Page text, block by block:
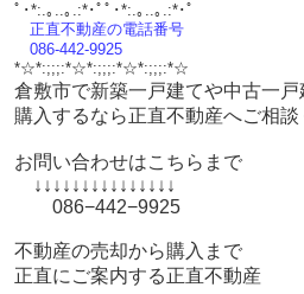
ﾟ･*:.｡..｡.:*･ﾟﾟ･*:.｡..｡.:*･ﾟ
正直不動産の電話番号
086-442-9925
*☆*:;;;:*☆*:;;;:*☆*:;;;:*☆
倉敷市で新築一戸建てや中古一戸
購入するなら正直不動産へご相談
お問い合わせはこちらまで
↓↓↓↓↓↓↓↓↓↓↓↓↓↓↓
086−442−9925
不動産の売却から購入まで
正直にご案内する正直不動産